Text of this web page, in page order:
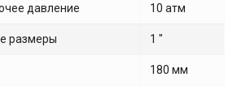
давление 10 атм
размеры 1 "
180 мм